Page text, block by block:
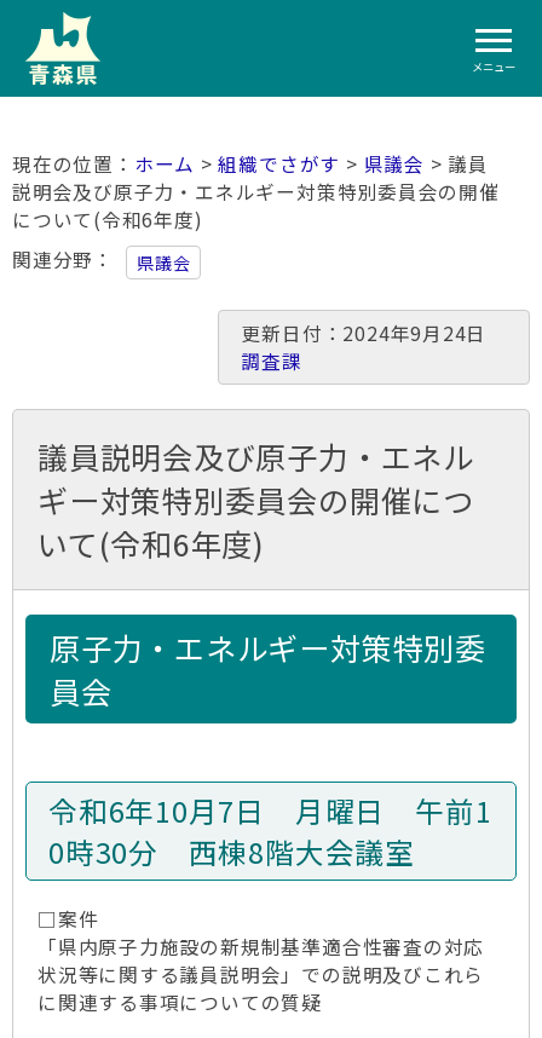
メニュー
ホーム >組織でさがす > 県議会 > 議員
説明会及び原子力・エネルギー対策特別委員会の開催
について(令和6年度)
関連分野
県議会
更新日付：2024年9月24日
調査課
議員説明会及び原子力・エネル
ギー対策特別委員会の開催につ
いて(令和6年度)
原子力・エネルギー対策特別委
員会
令和6年10月7日 月曜日 午前1
0時30分 西棟8階大会議室
□案件
「県内原子力施設の新規制基準適合性審査の対応
状況等に関する議員説明会」での説明及びこれら
に関連する事項についての質疑